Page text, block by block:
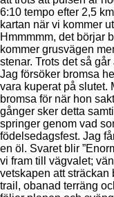
6:10 tempo efter 2,5
kartan när vi kommer
Hmmmmm, det börjar
kommer grusvägen
stenar. Trots det så
Jag försöker bromsa
vara kuperat på slutet.
bromsa för när hon
gånger sker detta
springer genom vad
födelsedagsfest. Jag
en öl. Svaret blir
vi fram till vägvalet;
vetskapen att sträckan
trail, obanad terräng